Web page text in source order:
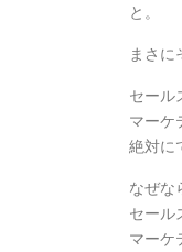
と。
まさに
セール
マーケ
絶対に
なぜな
セール
マーケ